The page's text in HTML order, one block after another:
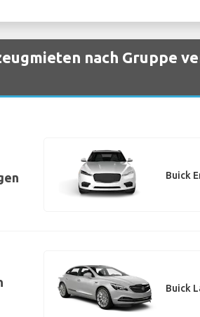
nach Gruppe
Buick
Buick